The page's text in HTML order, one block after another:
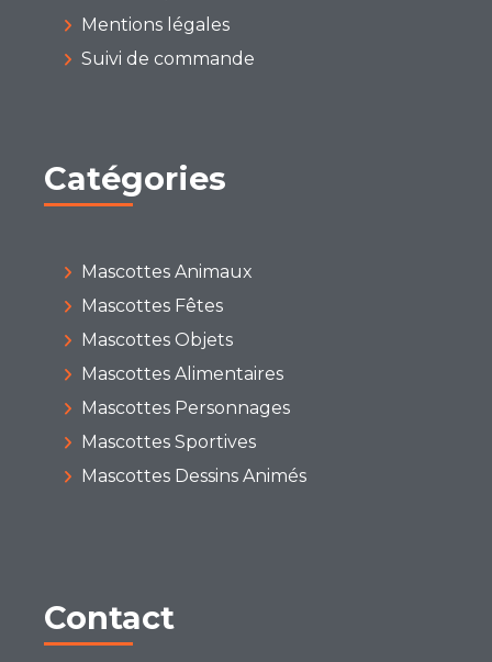
Mentions légales
Suivi de commande
Catégories
Mascottes Animaux
Mascottes Fêtes
Mascottes Objets
Mascottes Alimentaires
Mascottes Personnages
Mascottes Sportives
Mascottes Dessins Animés
Contact